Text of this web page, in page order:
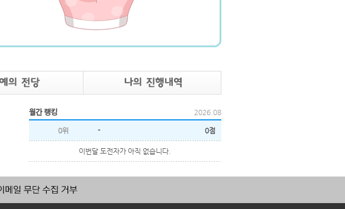
2026.08
0위 - 0점
이번달 도전자가 아직 없습니다.